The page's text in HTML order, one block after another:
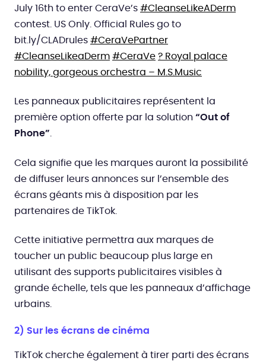
July 16th to enter CeraVe’s #CleanseLikeADerm
contest. US Only. Official Rules go to
bit.ly/CLADrules #CeraVePartner
#CleanseLikeaDerm #CeraVe ? Royal palace
nobility, gorgeous orchestra – M.S.Music
Les panneaux publicitaires représentent la
première option offerte par la solution “Out of
Phone”
Cela signifie que les marques auront la possibilité
de diffuser leurs annonces sur l’ensemble des
écrans géants mis à disposition par les
partenaires de TikTok.
Cette initiative permettra aux marques de
toucher un public beaucoup plus large en
utilisant des supports publicitaires visibles à
grande échelle, tels que les panneaux d’affichage
urbains.
2) Sur les écrans de cinéma
TikTok cherche également à tirer parti des écrans